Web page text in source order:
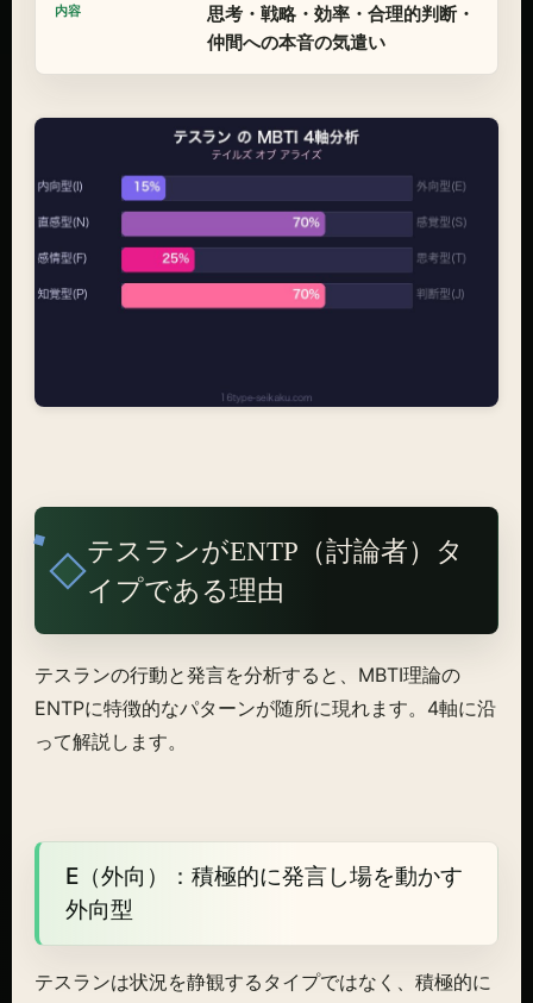
思考・戦略・効率・合理的判断・
仲間への本音の気遣い
テスランがENTP（討論者）タ
イプである理由
テスランの行動と発言を分析すると、MBTI理論の
ENTPに特徴的なパターンが随所に現れます。4軸に沿
って解説します。
E（外向）：積極的に発言し場を動かす
外向型
テスランは状況を静観するタイプではなく、積極的に